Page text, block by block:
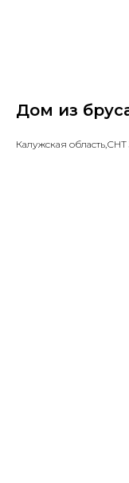
Дом из
Калужская область,СНТ